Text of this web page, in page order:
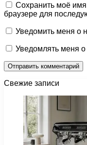
Сохранить моё
браузере для
Уведомить меня о
Уведомлять меня о
Свежие записи